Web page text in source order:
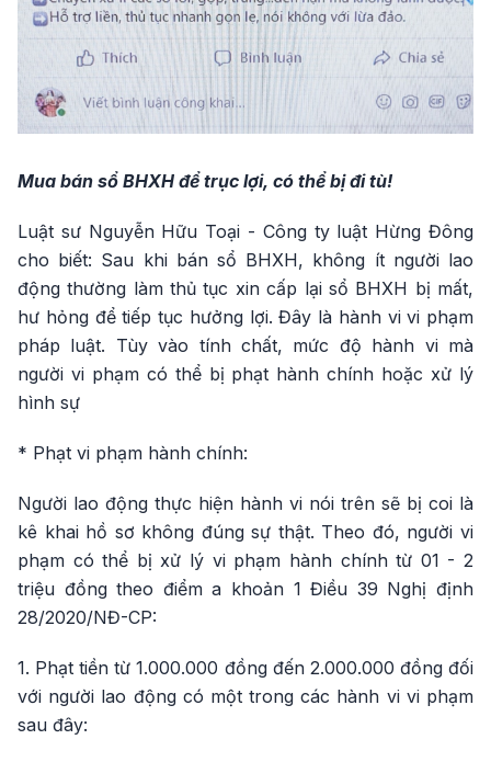
Mua bán sổ BHXH để trục lợi, có thể bị đi tù!
Luật sư Nguyễn Hữu Toại - Công ty luật Hừng Đông
cho biết: Sau khi bán sổ BHXH, không ít người lao
động thường làm thủ tục xin cấp lại sổ BHXH bị mất,
hư hỏng để tiếp tục hưởng lợi. Đây là hành vi vi phạm
pháp luật. Tùy vào tính chất, mức độ hành vi mà
người vi phạm có thể bị phạt hành chính hoặc xử lý
hình sự
* Phạt vi phạm hành chính:
Người lao động thực hiện hành vi nói trên sẽ bị coi là
kê khai hồ sơ không đúng sự thật. Theo đó, người vi
phạm có thể bị xử lý vi phạm hành chính từ 01 - 2
triệu đồng theo điểm a khoản 1 Điều 39 Nghị định
28/2020/NĐ-CP:
1. Phạt tiền từ 1.000.000 đồng đến 2.000.000 đồng đối
với người lao động có một trong các hành vi vi phạm
sau đây: